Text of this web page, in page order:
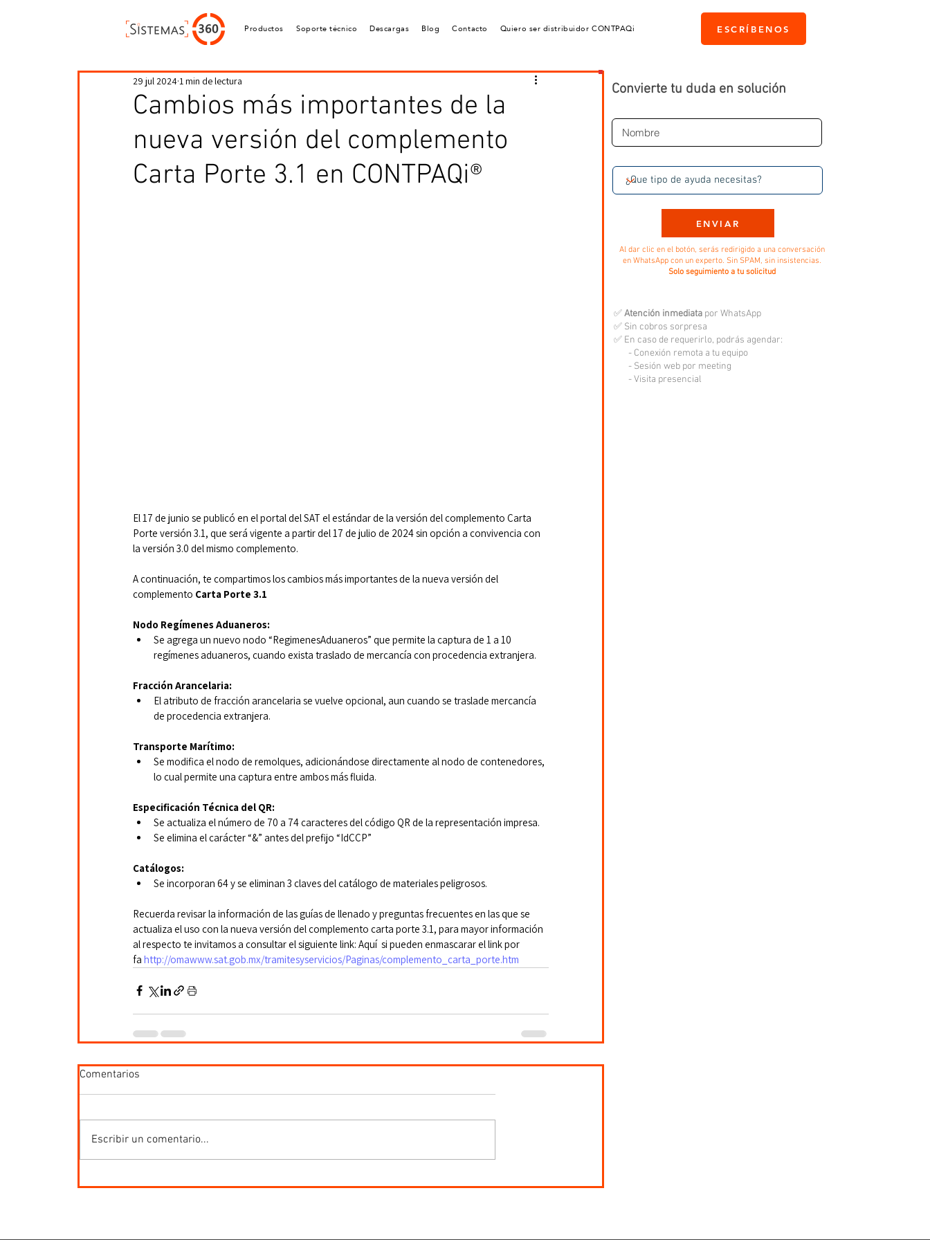
Productos Soporte técnico Descargas Blog Contacto Quiero ser distribuidor CONTPAQi ESCRÍBENOS
Cambios más importantes de la
nueva versión del complemento
Carta Porte 3.1 en CONTPAQi®
29 jul 2024 1 min de lectura
El 17 de junio se publicó en el portal del SAT el estándar de la versión del complemento Carta
Porte versión 3.1, que será vigente a partir del 17 de julio de 2024 sin opción a convivencia con
la versión 3.0 del mismo complemento.
A continuación, te compartimos los cambios más importantes de la nueva versión del
complemento Carta Porte 3.1
Nodo Regímenes Aduaneros:
Se agrega un nuevo nodo “RegimenesAduaneros” que permite la captura de 1 a 10
regímenes aduaneros, cuando exista traslado de mercancía con procedencia extranjera.
Fracción Arancelaria:
El atributo de fracción arancelaria se vuelve opcional, aun cuando se traslade mercancía
de procedencia extranjera.
Transporte Marítimo:
Se modifica el nodo de remolques, adicionándose directamente al nodo de contenedores,
lo cual permite una captura entre ambos más fluida.
Especificación Técnica del QR:
Se actualiza el número de 70 a 74 caracteres del código QR de la representación impresa.
Se elimina el carácter “&” antes del prefijo “IdCCP”
Catálogos:
Se incorporan 64 y se eliminan 3 claves del catálogo de materiales peligrosos.
Recuerda revisar la información de las guías de llenado y preguntas frecuentes en las que se
actualiza el uso con la nueva versión del complemento carta porte 3.1, para mayor información
al respecto te invitamos a consultar el siguiente link: Aquí  si pueden enmascarar el link por
fa http://omawww.sat.gob.mx/tramitesyservicios/Paginas/complemento_carta_porte.htm
Comentarios
Escribir un comentario...
Convierte tu duda en solución
ENVIAR
Al dar clic en el botón, serás redirigido a una conversación
en WhatsApp con un experto. Sin SPAM, sin insistencias.
Solo seguimiento a tu solicitud
✅Atención inmediata por WhatsApp
✅ Sin cobros sorpresa
✅ En caso de requerirlo, podrás agendar:
- Conexión remota a tu equipo
- Sesión web por meeting
- Visita presencial